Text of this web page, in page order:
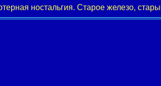
ностальгия. Старое железо,